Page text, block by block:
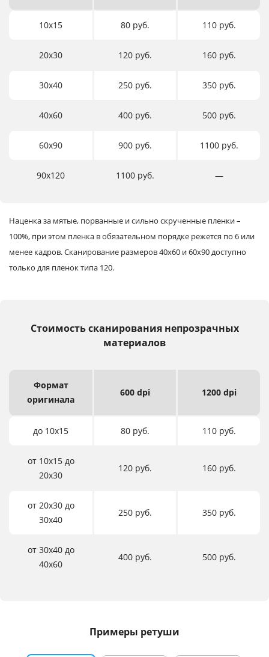
10х15 80 руб. 110 руб.
20х30 120 руб. 160 руб.
30х40 250 руб. 350 руб.
40х60 400 руб. 500 руб.
60х90 900 руб. 1100 руб.
90х120 1100 руб. ―
Наценка за мятые, порванные и сильно скрученные пленки –
100%, при этом пленка в обязательном порядке режется по 6 или
менее кадров.Сканирование размеров 40х60 и 60х90 доступно
только для пленок типа 120.
Стоимость сканирования непрозрачных
материалов
Формат
оригинала
600 dpi 1200 dpi
до 10х15 80 руб. 110 руб.
от 10х15 до
20х30
120 руб. 160 руб.
от 20х30 до
30х40
250 руб. 350 руб.
от 30х40 до
40х60
400 руб. 500 руб.
Примеры ретуши